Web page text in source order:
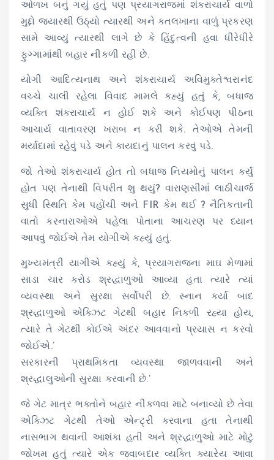
ઓળખ બનું ગયું હતું પણ પ્રયાગરાજમાં શંકરાચાર્ય વાળો
મુદ્દો જ્યારથી ઉઠ્યો ત્યારથી અને કતલખાના વાળું પ્રકરણ
સામે આવ્યું ત્યારથી લાગે છે કે હિંદુત્વની હવા ધીરેધીરે
ફુગ્ગામાંથી બહાર નીકળી રહી છે.
યોગી આદિત્યનાથ અને શંકરાચાર્ય અવિમુક્તેશ્વરાનંદ
વચ્ચે ચાલી રહેલા વિવાદ મામલે કહ્યું હતું કે, બધાજ
વ્યક્તિ શંકરાચાર્ય ન હોઈ શકે અને કોઈપણ પીઠના
આચાર્ય વાતાવરણ ખરાબ ન કરી શકે. તેઓએ તેમની
મર્યાદામાં રહેવું પડે અને કાયદાનું પાલન કરવું પડે.
જો તેઓ શંકરાચાર્ય હોત તો બધાજ નિયમોનું પાલન કર્યું
હોત પણ તેનાથી વિપરીત શુ થયું? વારાણસીમાં લાઠીચાર્જ
સુધી સ્થિતિ કેમ પહોંચી અને FIR કેમ થઈ ? નૈતિકતાની
વાતો કરનારાઓએ પહેલા પોતાના આચરણ પર ધ્યાન
આપવું જોઈએ તેમ યોગીએ કહ્યું હતું.
મુખ્યમંત્રી યાગીએ કહ્યું કે, પ્રયાગરાજના માઘ મેળામાં
સાડા ચાર કરોડ શ્રદ્ધાળુઓ આવ્યા હતા ત્યારે ત્યાં
વ્યવસ્થા અને સુરક્ષા સર્વોપરી છે. સ્નાન કર્યા બાદ
શ્રદ્ધાળુઓ એક્ઝિટ ગેટથી બહાર નિકળી રહ્યા હોય,
ત્યારે તે ગેટથી કોઈએ અંદર આવવાનો પ્રયાસ ન કરવો
જોઈએ.’
સરકારની પ્રાથમિકતા વ્યવસ્થા જાળવવાની અને
શ્રદ્ધાલુઓની સુરક્ષા કરવાની છે.’
જે ગેટ માત્ર ભક્તોને બહાર નીકળવા માટે બનાવ્યો છે તેવા
એક્ઝિટ ગેટથી તેઓ એન્ટ્રી કરવાના હતા તેનાથી
નાસભાગ થવાની આશંકા હતી અને શ્રદ્ધાળુઓ માટે મોટું
જોખમ હતું ત્યારે એક જવાબદાર વ્યક્તિ ક્યારેય આવા